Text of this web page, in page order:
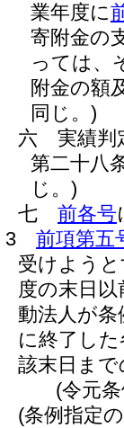
業年度に
寄附金の
っては、
附金の額
同じ。)
六
実績判
第二十八
じ。)
七
前各号
3
前項第五
受けよう
度の末日以
動法人が
に終了し
該末日ま
(令元
(条例指定